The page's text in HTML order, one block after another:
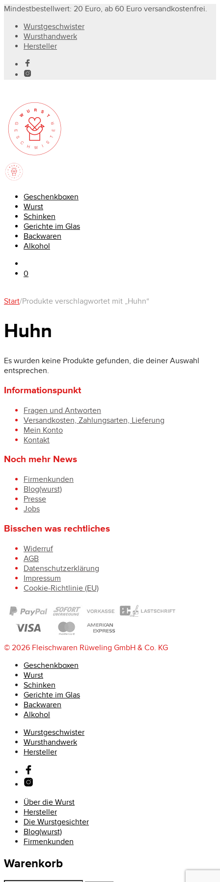
Mindestbestellwert: 20 Euro, ab 60 Euro versandkostenfrei.
Wurstgeschwister
Wursthandwerk
Hersteller
Geschenkboxen
Wurst
Schinken
Gerichte im Glas
Backwaren
Alkohol
0
Start/Produkte verschlagwortet mit „Huhn“
Huhn
Es wurden keine Produkte gefunden, die deiner Auswahl
entsprechen.
Informationspunkt
Fragen und Antworten
Versandkosten, Zahlungsarten, Lieferung
Mein Konto
Kontakt
Noch mehr News
Firmenkunden
Blog(wurst)
Presse
Jobs
Bisschen was rechtliches
Widerruf
AGB
Datenschutzerklärung
Impressum
Cookie-Richtlinie (EU)
© 2026 Fleischwaren Rüweling GmbH & Co. KG
Geschenkboxen
Wurst
Schinken
Gerichte im Glas
Backwaren
Alkohol
Wurstgeschwister
Wursthandwerk
Hersteller
Über die Wurst
Hersteller
Die Wurstgesichter
Blog(wurst)
Firmenkunden
Warenkorb